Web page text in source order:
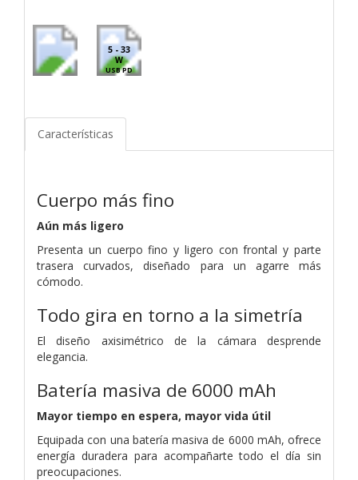
5 - 33
W
USB PD
Características
Cuerpo más fino
Aún más ligero
Presenta un cuerpo fino y ligero con frontal y parte
trasera curvados, diseñado para un agarre más
cómodo.
Todo gira en torno a la simetría
El diseño axisimétrico de la cámara desprende
elegancia.
Batería masiva de 6000 mAh
Mayor tiempo en espera, mayor vida útil
Equipada con una batería masiva de 6000 mAh, ofrece
energía duradera para acompañarte todo el día sin
preocupaciones.